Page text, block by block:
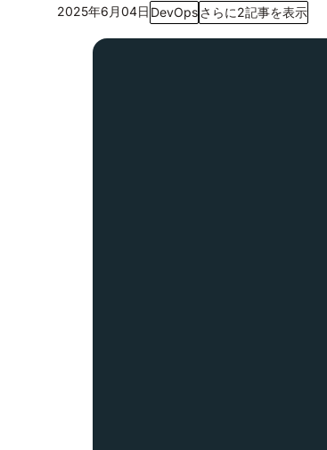
2025年6月04日 DevOpsさらに2記事を表示